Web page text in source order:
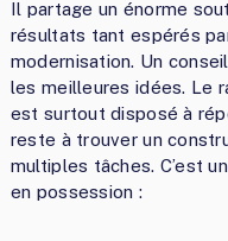
Il partage un énorme
résultats tant espérés
modernisation. Un
les meilleures idées. Le
est surtout disposé à
reste à trouver un
multiples tâches. C’est
en possession :